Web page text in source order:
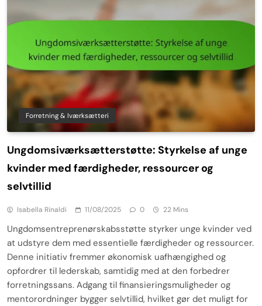
Forretning & Iværksætteri
Ungdomsiværksætterstøtte: Styrkelse af unge
kvinder med færdigheder, ressourcer og
selvtillid
Isabella Rinaldi 11/08/2025 0 22 Mins
Ungdomsentreprenørskabsstøtte styrker unge kvinder ved
at udstyre dem med essentielle færdigheder og ressourcer.
Denne initiativ fremmer økonomisk uafhængighed og
opfordrer til lederskab, samtidig med at den forbedrer
forretningssans. Adgang til finansieringsmuligheder og
mentorordninger bygger selvtillid, hvilket gør det muligt for